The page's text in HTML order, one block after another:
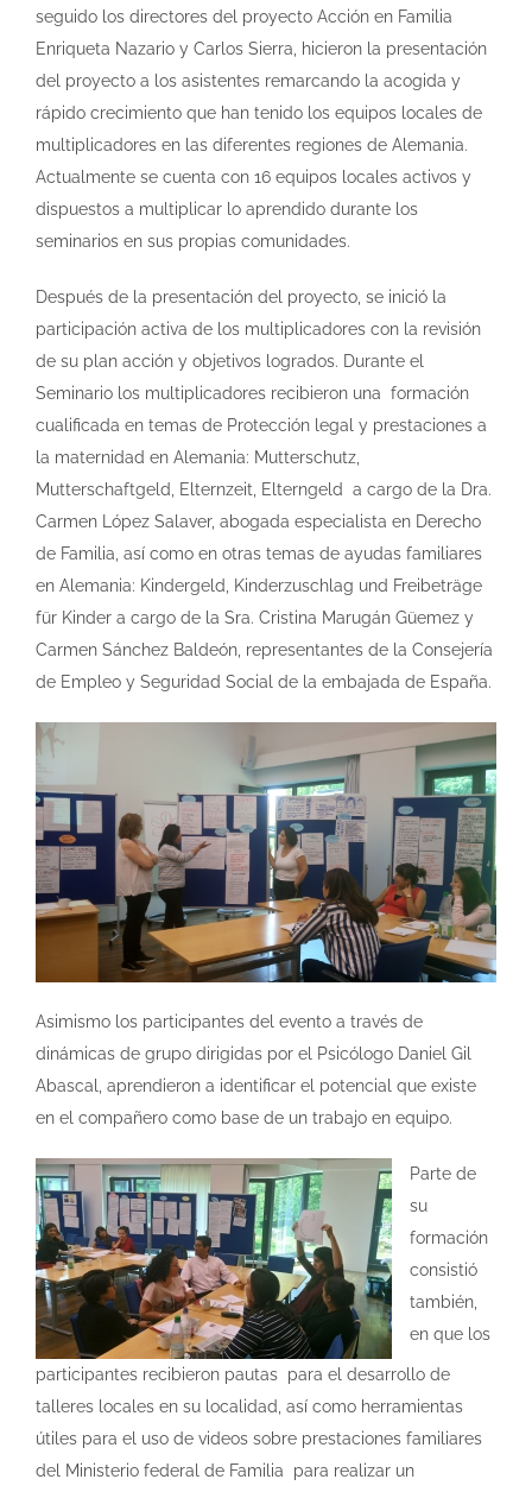
seguido los directores del proyecto Acción en Familia
Enriqueta Nazario y Carlos Sierra, hicieron la presentación
del proyecto a los asistentes remarcando la acogida y
rápido crecimiento que han tenido los equipos locales de
multiplicadores en las diferentes regiones de Alemania.
Actualmente se cuenta con 16 equipos locales activos y
dispuestos a multiplicar lo aprendido durante los
seminarios en sus propias comunidades.
Después de la presentación del proyecto, se inició la
participación activa de los multiplicadores con la revisión
de su plan acción y objetivos logrados. Durante el
Seminario los multiplicadores recibieron una formación
cualificada en temas de Protección legal y prestaciones a
la maternidad en Alemania: Mutterschutz,
Mutterschaftgeld, Elternzeit, Elterngeld a cargo de la Dra.
Carmen López Salaver, abogada especialista en Derecho
de Familia, así como en otras temas de ayudas familiares
en Alemania: Kindergeld, Kinderzuschlag und Freibeträge
für Kinder a cargo de la Sra. Cristina Marugán Güemez y
Carmen Sánchez Baldeón, representantes de la Consejería
de Empleo y Seguridad Social de la embajada de España.
Asimismo los participantes del evento a través de
dinámicas de grupo dirigidas por el Psicólogo Daniel Gil
Abascal, aprendieron a identificar el potencial que existe
en el compañero como base de un trabajo en equipo.
Parte de
su
formación
consistió
también,
en que los
participantes recibieron pautas para el desarrollo de
talleres locales en su localidad, así como herramientas
útiles para el uso de videos sobre prestaciones familiares
del Ministerio federal de Familia para realizar un